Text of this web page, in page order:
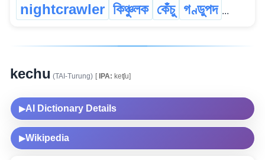
nightcrawler কিঞ্চুলক কেঁচু গণ্ডুপদ ...
kechu (TAI-Turung) [IPA: keʧu]
▶AI Dictionary Details
▶Wikipedia